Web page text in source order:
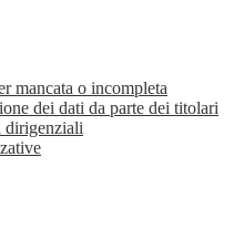
mancata o incompleta
dei dati da parte dei titolari
dirigenziali